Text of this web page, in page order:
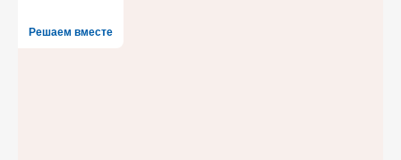
Решаем вместе